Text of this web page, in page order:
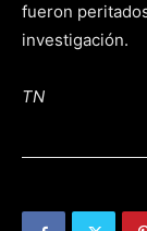
fueron
investigación.
TN